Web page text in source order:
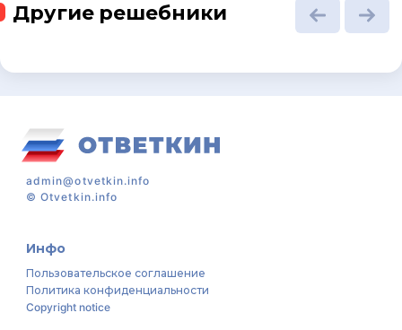
Другие решебники
admin@otvetkin.info
©Otvetkin.info
Инфо
Пользовательское соглашение
Политика конфиденциальности
Copyright notice